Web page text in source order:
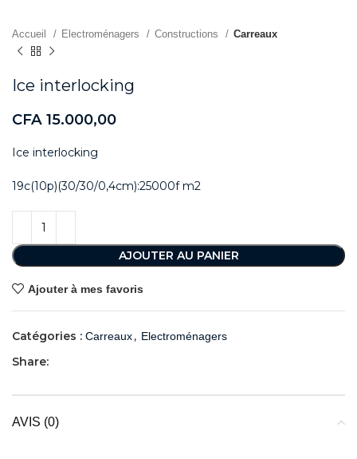
Accueil Electroménagers Constructions Carreaux
Ice interlocking
CFA 15.000,00
Ice interlocking
19c(10p)(30/30/0,4cm):25000f m2
AJOUTER AU PANIER
Ajouter à mes favoris
Catégories : Carreaux, Electroménagers
Share:
AVIS (0)